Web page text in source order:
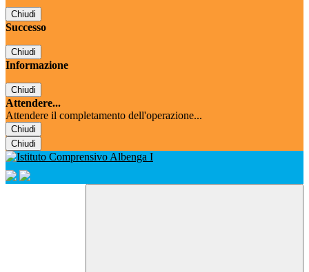
Chiudi
Successo
Chiudi
Informazione
Chiudi
Attendere...
Attendere il completamento dell'operazione...
Chiudi
Chiudi